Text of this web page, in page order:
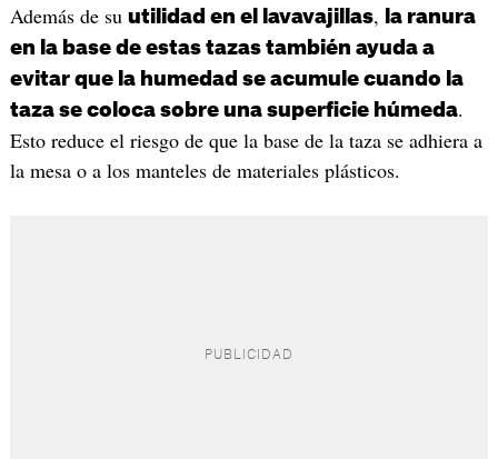
Además de su utilidad en el lavavajillas,
la ranura
en la base de estas tazas también ayuda a
evitar que la humedad se acumule cuando la
taza se coloca sobre una superficie húmeda.
Esto reduce el riesgo de que la base de la taza se adhiera a
la mesa o a los manteles de materiales plásticos.